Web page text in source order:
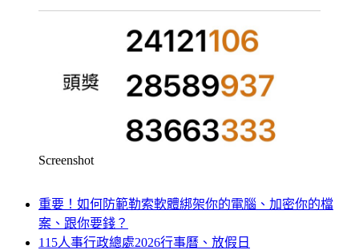
Screenshot
重要！如何防範勒索軟體綁架你的電腦、加密你的檔
案、跟你要錢？
115人事行政總處2026行事曆、放假日